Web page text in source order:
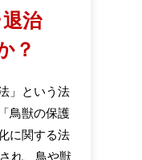
治
？
」という法
鳥獣の保護
に関する法
れ、鳥や獣